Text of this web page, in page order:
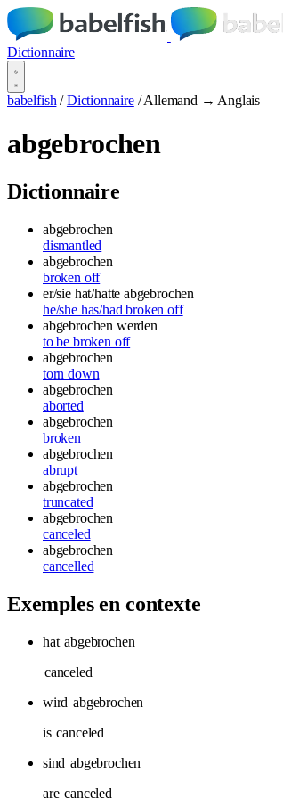
Dictionnaire
babelfish / Dictionnaire / Allemand → Anglais
abgebrochen
Dictionnaire
abgebrochen
dismantled
abgebrochen
broken off
er/sie hat/hatte abgebrochen
he/she has/had broken off
abgebrochen werden
to be broken off
abgebrochen
torn down
abgebrochen
aborted
abgebrochen
broken
abgebrochen
abrupt
abgebrochen
truncated
abgebrochen
canceled
abgebrochen
cancelled
Exemples en contexte
hat abgebrochen
canceled
wird abgebrochen
is canceled
sind abgebrochen
are canceled